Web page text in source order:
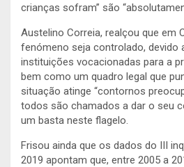
crianças sofram” são
Austelino Correia, realçou que em
fenómeno seja controlado, devido
instituições vocacionadas para a
bem como um quadro legal que
situação atinge “contornos
todos são chamados a dar o seu
um basta neste flagelo.
Frisou ainda que os dados do III
2019 apontam que, entre 2005 a